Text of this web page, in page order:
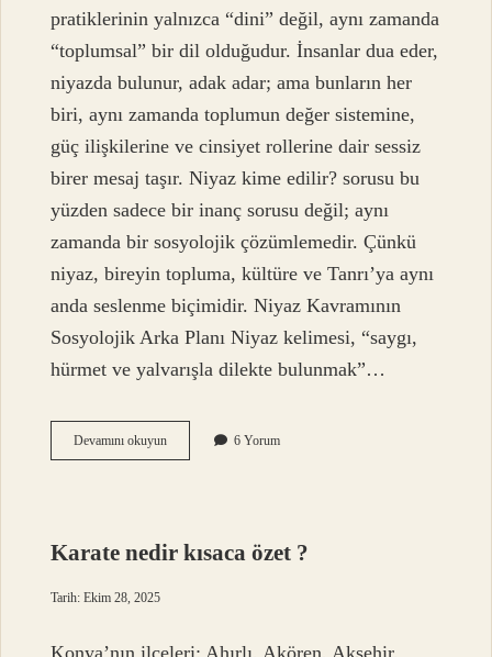
pratiklerinin yalnızca “dini” değil, aynı zamanda
“toplumsal” bir dil olduğudur. İnsanlar dua eder,
niyazda bulunur, adak adar; ama bunların her
biri, aynı zamanda toplumun değer sistemine,
güç ilişkilerine ve cinsiyet rollerine dair sessiz
birer mesaj taşır. Niyaz kime edilir? sorusu bu
yüzden sadece bir inanç sorusu değil; aynı
zamanda bir sosyolojik çözümlemedir. Çünkü
niyaz, bireyin topluma, kültüre ve Tanrı’ya aynı
anda seslenme biçimidir. Niyaz Kavramının
Sosyolojik Arka Planı Niyaz kelimesi, “saygı,
hürmet ve yalvarışla dilekte bulunmak”…
Devamını okuyunNiyaz
kime
6 Yorum
Karate nedir kısaca özet ?
Tarih: Ekim 28, 2025
Konya’nın ilçeleri: Ahırlı, Akören, Akşehir,